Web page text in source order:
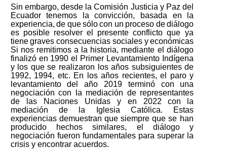
Sin embargo, desde la Comisión Justicia y Paz del
Ecuador
tenemos la convicción, basada en
la
experiencia, de que sólo con un proceso de diálogo
es posible resolver el presente conflicto que ya
tiene graves consecuencias sociales y económicas
Si nos remitimos a la historia, mediante el diálogo
finalizó en 1990 el Primer Levantamiento Indígena
y los que se realizaron los años subsiguientes de
1992, 1994, etc. En
los años recientes, el paro y
levantamiento del
año 2019 terminó con
una
negociación con la mediación de representantes
de
las Naciones Unidas y en 2022 con
la
mediación
de la Iglesia Católica.
Estas
experiencias demuestran que siempre que se han
producido
hechos similares, el diálogo
y
negociación fueron fundamentales para superar la
crisis y encontrar acuerdos.